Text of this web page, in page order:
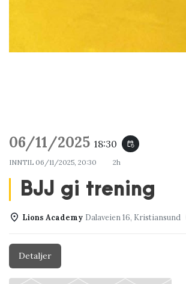
06/11/2025 18:30 event_repeat
INNTIL 06/11/2025, 20:30 2h
BJJ gi trening
Lions Academy Dalaveien 16, Kristiansund
Detaljer